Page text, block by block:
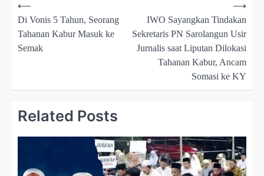
a
⟵
Di Vonis 5 Tahun, Seorang
Tahanan Kabur Masuk ke
Semak
IWO Sayangkan Tindakan
Sekretaris PN Sarolangun Usir
Jurnalis saat Liputan Dilokasi
Tahanan Kabur, Ancam
Somasi ke KY
⟶
Related Posts